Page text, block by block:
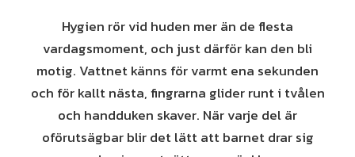
Hygien rör vid huden mer än de flesta
vardagsmoment, och just därför kan den bli
motig. Vattnet känns för varmt ena sekunden
och för kallt nästa, fingrarna glider runt i tvålen
och handduken skaver. När varje del är
oförutsägbar blir det lätt att barnet drar sig